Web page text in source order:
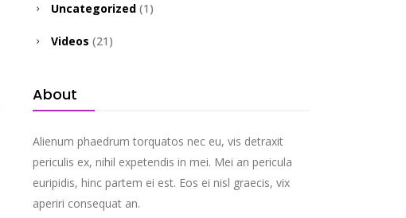
Uncategorized (1)
Videos (21)
About
Alienum phaedrum torquatos nec eu, vis detraxit
periculis ex, nihil expetendis in mei. Mei an pericula
euripidis, hinc partem ei est. Eos ei nisl graecis, vix
aperiri consequat an.